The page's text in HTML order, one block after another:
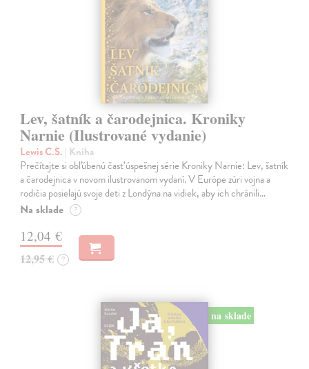
Lev, šatník a čarodejnica. Kroniky
Narnie (Ilustrované vydanie)
Lewis C.S. | Kniha
Prečítajte si obľúbenú časť úspešnej série Kroniky Narnie: Lev, šatník
a čarodejnica v novom ilustrovanom vydaní. V Európe zúri vojna a
rodičia posielajú svoje deti z Londýna na vidiek, aby ich chránili…
Na sklade ?
12,04 €
12,95 € ?
na sklade